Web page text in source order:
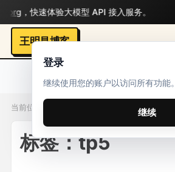
登录
继续使用您的账户以访问所有功能。
继续
，快速体验大模型 API 接入服务。
王明昌博客
当前位置：标签 / tp5
标签：tp5